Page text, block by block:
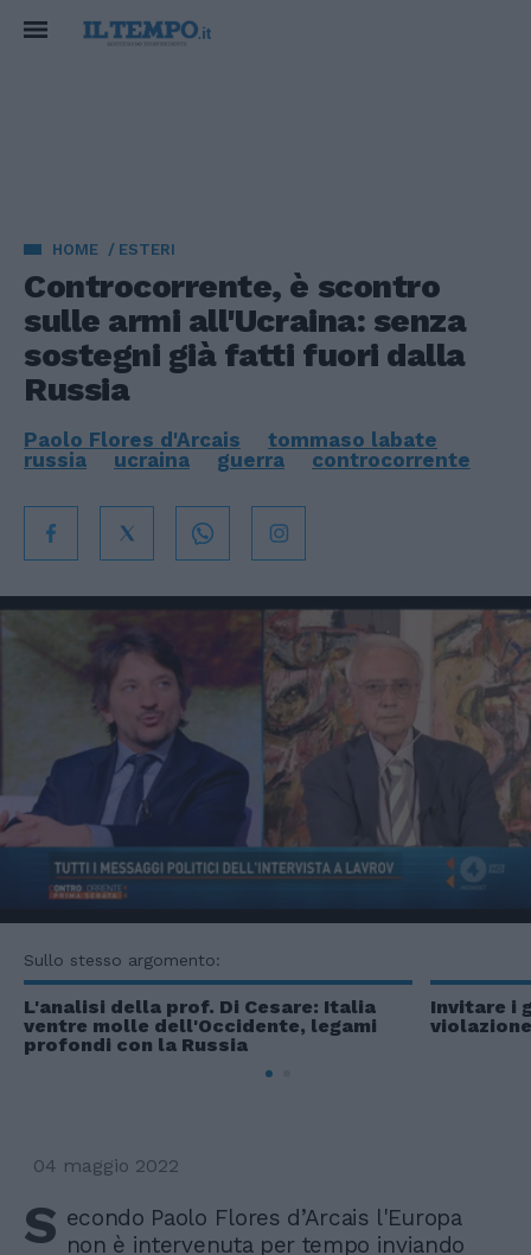
HOME ESTERI
Controcorrente, è scontro
sulle armi all'Ucraina: senza
sostegni già fatti fuori dalla
Russia
Paolo Flores d'Arcais
tommaso labate
russia
ucraina guerra controcorrente
Sullo stesso argomento:
L'analisi della prof. Di Cesare: Italia
ventre molle dell'Occidente, legami
profondi con la Russia
Invitare i
04 maggio 2022
S econdo Paolo Flores d’Arcais l'Europa
non è intervenuta per tempo inviando